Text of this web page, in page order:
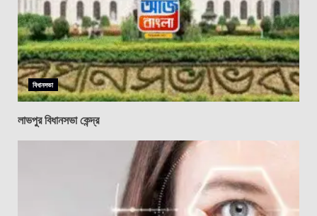
বিধানসভা
লাভপুর বিধানসভা কেন্দ্র